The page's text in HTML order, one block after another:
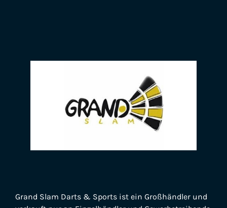
Grand Slam Darts & Sports ist ein Großhändler und